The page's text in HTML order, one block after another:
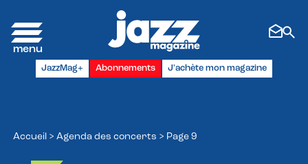
JazzMag+ Abonnements J'achète mon magazine
Accueil > Agenda des concerts > Page 9